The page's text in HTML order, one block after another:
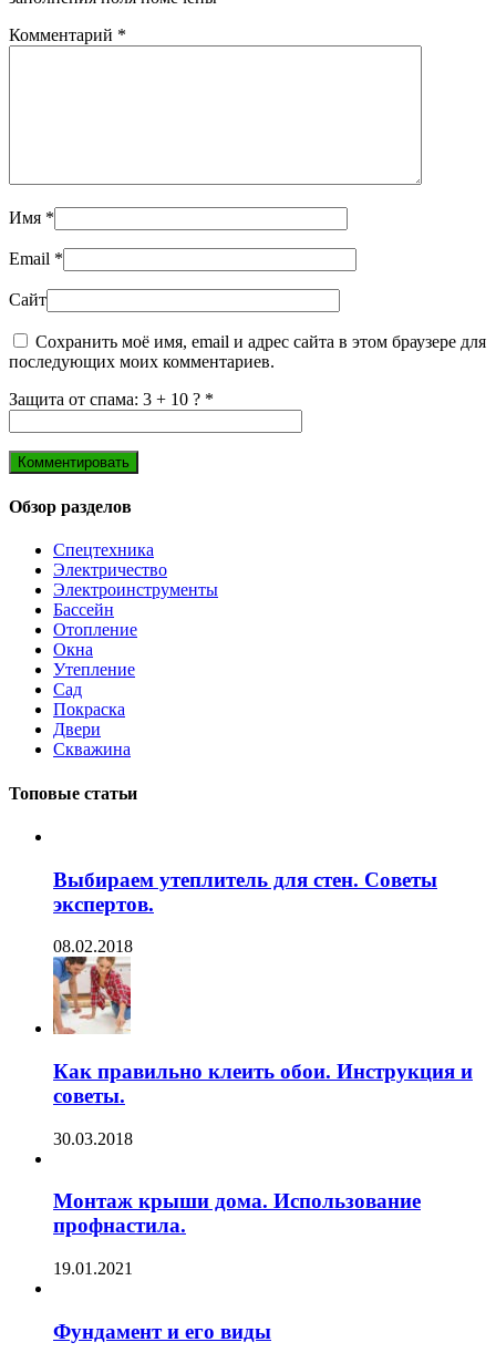
Комментарий *
Имя *
Email *
Сайт
Сохранить моё имя, email и адрес сайта в этом браузере для
последующих моих комментариев.
Защита от спама: 3 + 10 ? *
Обзор разделов
Спецтехника
Электричество
Электроинструменты
Бассейн
Отопление
Окна
Утепление
Сад
Покраска
Двери
Скважина
Топовые статьи
Выбираем утеплитель для стен. Советы
экспертов.
08.02.2018
Как правильно клеить обои. Инструкция и
советы.
30.03.2018
Монтаж крыши дома. Использование
профнастила.
19.01.2021
Фундамент и его виды